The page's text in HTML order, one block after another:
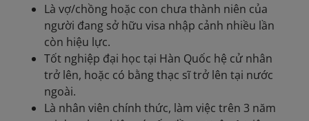
Là vợ/chồng hoặc con chưa thành niên của
người đang sở hữu visa nhập cảnh nhiều lần
còn hiệu lực.
Tốt nghiệp đại học tại Hàn Quốc hệ cử nhân
trở lên, hoặc có bằng thạc sĩ trở lên tại nước
ngoài.
Là nhân viên chính thức, làm việc trên 3 năm